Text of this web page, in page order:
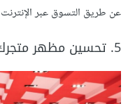
عن طريق التسوق عبر
5. تحسين مظهر متجرك